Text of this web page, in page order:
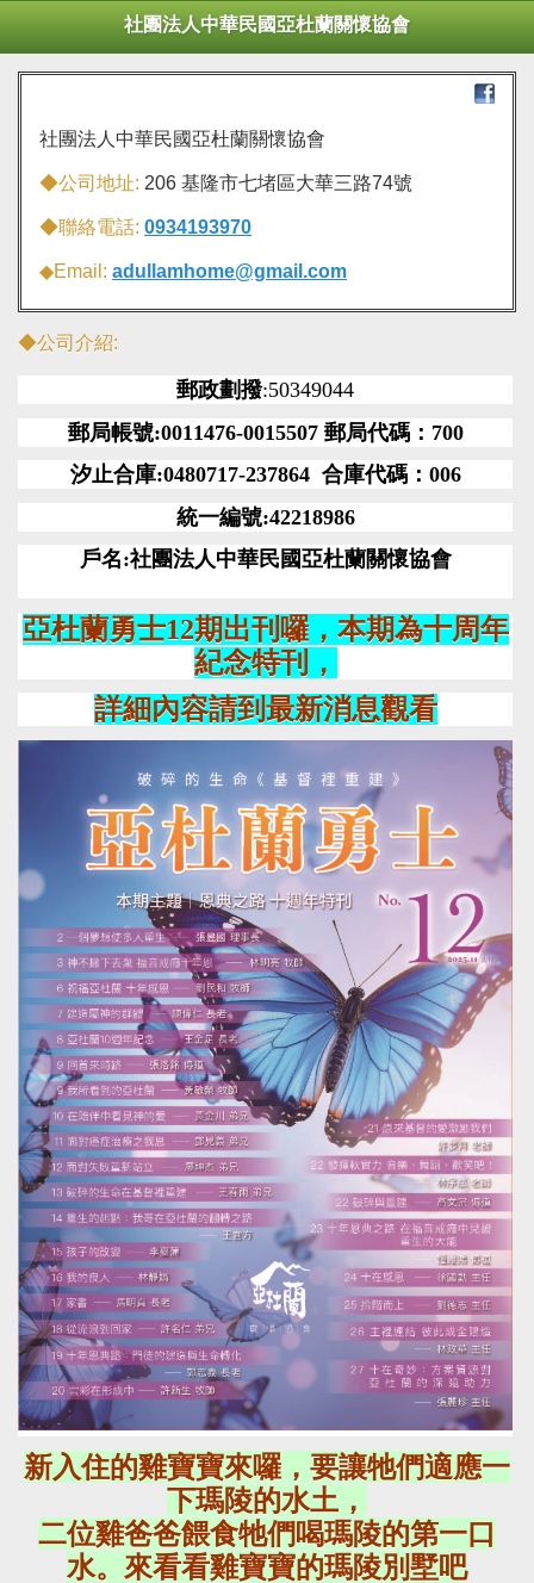
社團法人中華民國亞杜蘭關懷協會
社團法人中華民國亞杜蘭關懷協會
◆公司地址: 206 基隆市七堵區大華三路74號
◆聯絡電話: 0934193970
◆Email: adullamhome@gmail.com
◆公司介紹:
郵政劃撥:50349044
郵局帳號:0011476-0015507 郵局代碼：700
汐止合庫:0480717-237864 合庫代碼：006
統一編號:42218986
戶名:社團法人中華民國亞杜蘭關懷協會
亞杜蘭勇士12期出刊囉，本期為十周年
紀念特刊，
詳細內容請到最新消息觀看
新入住的雞寶寶來囉，要讓牠們適應一
下瑪陵的水土，
二位雞爸爸餵食牠們喝瑪陵的第一口
水。來看看雞寶寶的瑪陵別墅吧